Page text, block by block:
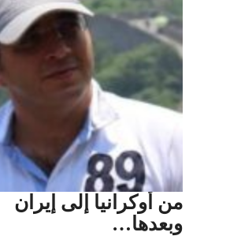
من أوكرانيا إلى إيران
وبعدها…